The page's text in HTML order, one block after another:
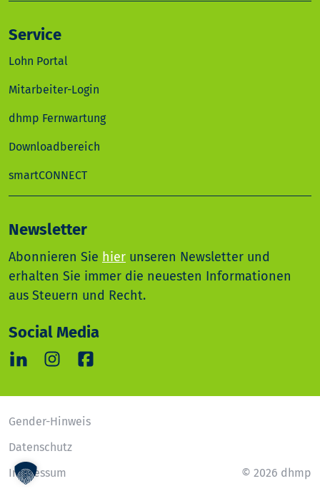
Service
Lohn Portal
Mitarbeiter-Login
dhmp Fernwartung
Downloadbereich
smartCONNECT
Newsletter
Abonnieren Sie hier unseren Newsletter und
erhalten Sie immer die neuesten Informationen
aus Steuern und Recht.
Social Media
Gender-Hinweis
Datenschutz
Impressum
© 2026 dhmp